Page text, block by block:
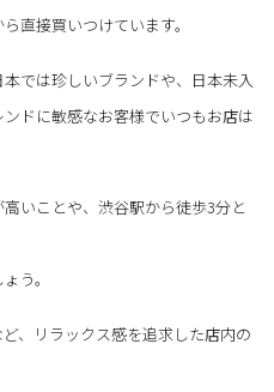
直接買いつけています。
では珍しいブランドや、日本未入
ドに敏感なお客様でいつもお店は
いことや、渋谷駅から徒歩3分と
う。
、リラックス感を追求した店内の